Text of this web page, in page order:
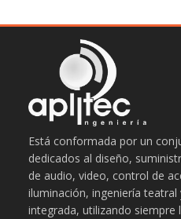
Está conformada por un
dedicados al diseño,
de audio, video, control de
iluminación, ingeniería
integrada, utilizando